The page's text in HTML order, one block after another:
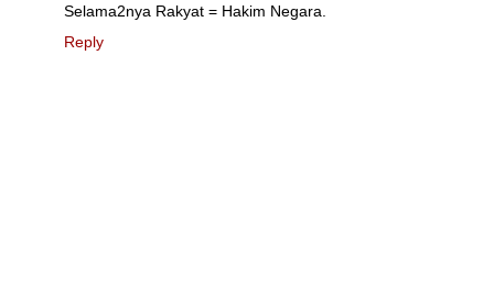
Selama2nya Rakyat = Hakim Negara.
Reply